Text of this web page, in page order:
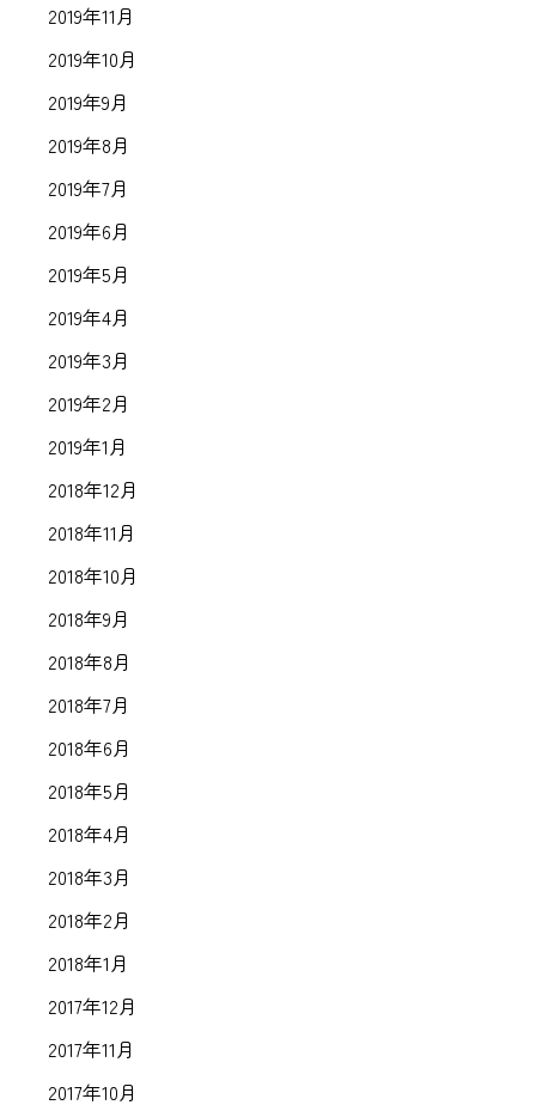
2019年11月
2019年10月
2019年9月
2019年8月
2019年7月
2019年6月
2019年5月
2019年4月
2019年3月
2019年2月
2019年1月
2018年12月
2018年11月
2018年10月
2018年9月
2018年8月
2018年7月
2018年6月
2018年5月
2018年4月
2018年3月
2018年2月
2018年1月
2017年12月
2017年11月
2017年10月